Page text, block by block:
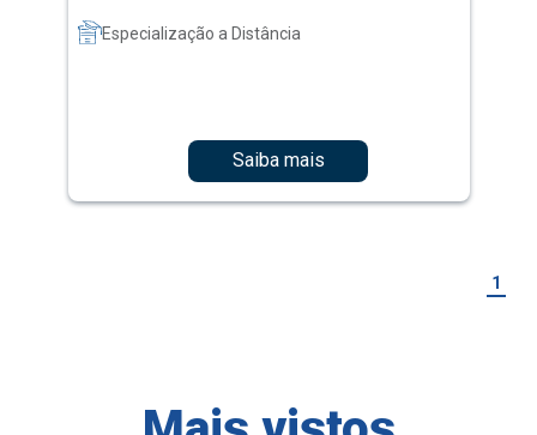
Especialização a Distância
Saiba mais
1